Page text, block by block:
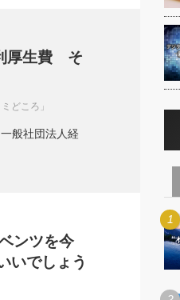
厚生費 そ
どころ」
般社団法人経
ンツを今
いでしょう
1